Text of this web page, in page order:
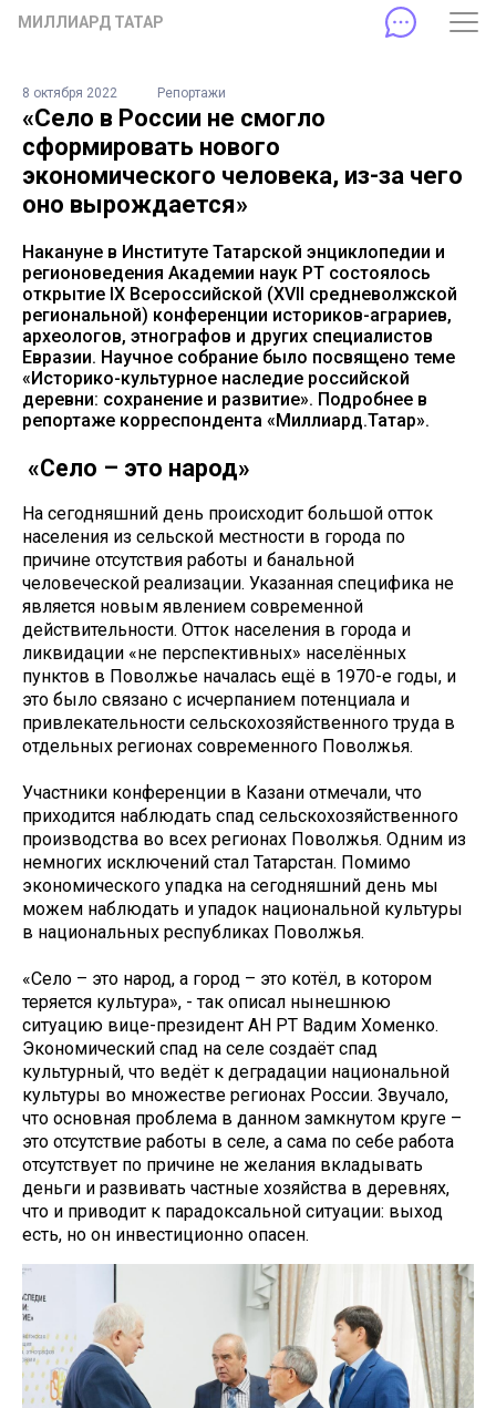
МИЛЛИАРД ТАТАР
8 октября 2022 Репортажи
«Село в России не смогло
сформировать нового
экономического человека, из-за чего
оно вырождается»
Накануне в Институте Татарской энциклопедии и
регионоведения Академии наук РТ состоялось
открытие IX Всероссийской (XVII средневолжской
региональной) конференции историков-аграриев,
археологов, этнографов и других специалистов
Евразии. Научное собрание было посвящено теме
«Историко-культурное наследие российской
деревни: сохранение и развитие». Подробнее в
репортаже корреспондента «Миллиард.Татар».
«Село – это народ»
На сегодняшний день происходит большой отток
населения из сельской местности в города по
причине отсутствия работы и банальной
человеческой реализации. Указанная специфика не
является новым явлением современной
действительности. Отток населения в города и
ликвидации «не перспективных» населённых
пунктов в Поволжье началась ещё в 1970-е годы, и
это было связано с исчерпанием потенциала и
привлекательности сельскохозяйственного труда в
отдельных регионах современного Поволжья.
Участники конференции в Казани отмечали, что
приходится наблюдать спад сельскохозяйственного
производства во всех регионах Поволжья. Одним из
немногих исключений стал Татарстан. Помимо
экономического упадка на сегодняшний день мы
можем наблюдать и упадок национальной культуры
в национальных республиках Поволжья.
«Село – это народ, а город – это котёл, в котором
теряется культура», - так описал нынешнюю
ситуацию вице-президент АН РТ Вадим Хоменко.
Экономический спад на селе создаёт спад
культурный, что ведёт к деградации национальной
культуры во множестве регионах России. Звучало,
что основная проблема в данном замкнутом круге –
это отсутствие работы в селе, а сама по себе работа
отсутствует по причине не желания вкладывать
деньги и развивать частные хозяйства в деревнях,
что и приводит к парадоксальной ситуации: выход
есть, но он инвестиционно опасен.